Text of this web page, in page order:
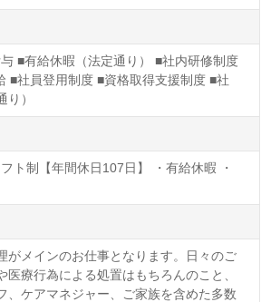
■有給休暇（法定通り） ■社内研修制度
■社員登用制度 ■資格取得支援制度 ■社
）
ト制【年間休日107日】 ・有給休暇 ・
がメインのお仕事となります。日々のご
医療行為による処置はもちろんのこと、
、ケアマネジャー、ご家族を含めた多数